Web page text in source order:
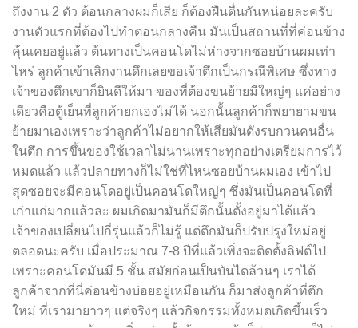
ถึงงาน 2 ตัว ต้อนกลางผมก็เสีย ก็ต้องฝืนตื่นกันหน่อยละครับ
งานตัวแรกที่ต้องไปทำตอนกลางคืน มันเป็นสถานที่ที่ค่อนข้าง
คุ้นเคยอยู่แล้ว ต้นทางเป็นคอนโดไม่ห่างจากซอยบ้านผมเท่า
ไหร่ ลูกค้าเข้าเลิกงานดึกเลยขอเจ้าตึกเป็นกรณีพิเศษ ซึ่งทาง
เจ้าของตึกเขาก็ยินดีให้มา ของที่ต้องขนย้ายมีใหญ่ๆ แค่อย่าง
เดียวคือตู้เย็นที่ลูกค้ายกเองไม่ได้ นอกนั้นลูกค้าก็พยายามขน
ย้ายมาเองเพราะว่าลูกค้าไม่อยากให้เสียมันดังรบกวนคนอื่น
ในตึก การขึ้นของใช้เวลาไม่นานเพราะทุกอย่างเตรียมการไว้
หมดแล้ว แล้วปลายทางก็ไม่ใช่ที่ไหนซอยบ้านผมเอง เข้าไป
สุดซอยจะมีคอนโดอยู่เป็นคอนโดใหญ่ๆ ซึ่งมันเป็นคอนโดที่
เก่าแก่มากแล้วละ ผมเกิดมามันก็มีตึกนั้นตั้งอยู่มาได้แล้ว
เจ้าของเปลี่ยนไปกี่รุ่นแล้วก็ไม่รู้ แต่ตึกมันก็ปรับปรุงใหม่อยู่
ตลอดนะครับ เมื่อประมาณ 7-8 ปีที่แล้วเพิ่งจะติดตั้งลิฟต์ไป
เพราะคอนโดมันมี 5 ชั้น สมัยก่อนเป็นบันไดล้วนๆ เราได้
ลูกค้าจากที่นี่ค่อนข้างบ่อยอยู่เหมือนกัน ก็มาส่งลูกค้าที่ตึก
ใหม่ ที่เรามายาวๆ แต่จริงๆ แล้วกิจกรรมทั้งหมดเกิดขึ้นเร็ว